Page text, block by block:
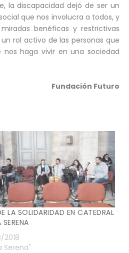
la discapacidad dejó de ser un
que nos involucra a todos, y
benéficas y restrictivas
rol activo de las personas que
haga vivir en una sociedad
Fundación Futuro
LA SOLIDARIDAD EN CATEDRAL
SERENA
2018
Serena"